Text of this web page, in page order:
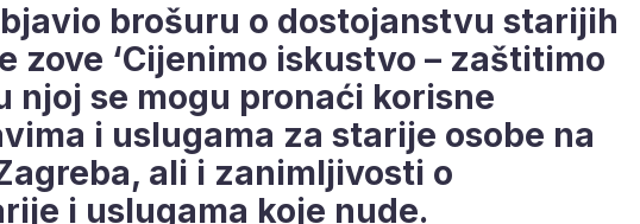
brošuru o dostojanstvu starijih
zove ‘Cijenimo iskustvo – zaštitimo
njoj se mogu pronaći korisne
i uslugama za starije osobe na
ali i zanimljivosti o
i uslugama koje nude.